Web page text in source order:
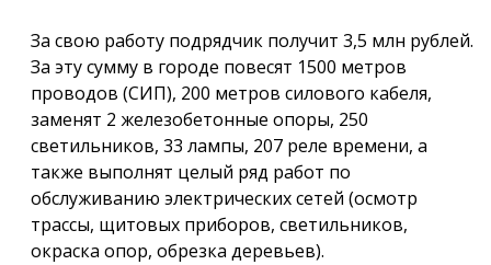
За свою работу подрядчик получит 3,5 млн рублей.
За эту сумму в городе повесят 1500 метров
проводов (СИП), 200 метров силового кабеля,
заменят 2 железобетонные опоры, 250
светильников, 33 лампы, 207 реле времени, а
также выполнят целый ряд работ по
обслуживанию электрических сетей (осмотр
трассы, щитовых приборов, светильников,
окраска опор, обрезка деревьев).